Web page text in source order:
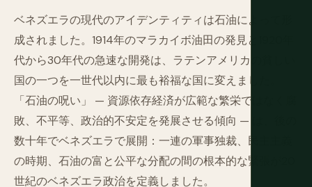
ベネズエラの現代のアイデンティティは石油によって形
成されました。1914年のマラカイボ油田の発見と1920年
代から30年代の急速な開発は、ラテンアメリカの貧しい
国の一つを一世代以内に最も裕福な国に変えました。
「石油の呪い」 — 資源依存経済が広範な繁栄ではなく腐
敗、不平等、政治的不安定を発展させる傾向 — は、後の
数十年でベネズエラで展開：一連の軍事独裁、民主主義
の時期、石油の富と公平な分配の間の根本的な緊張が20
世紀のベネズエラ政治を定義しました。